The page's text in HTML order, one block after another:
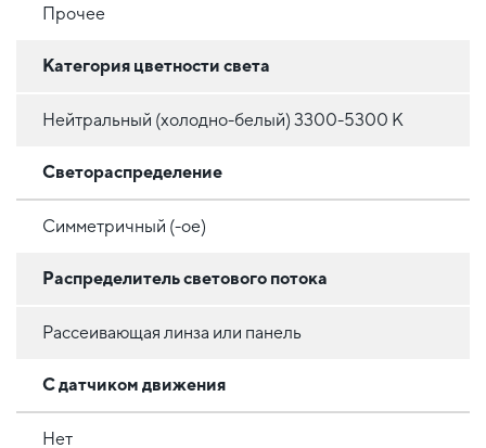
Прочее
Категория цветности света
Нейтральный (холодно-белый) 3300-5300 К
Светораспределение
Симметричный (-ое)
Распределитель светового потока
Рассеивающая линза или панель
С датчиком движения
Нет